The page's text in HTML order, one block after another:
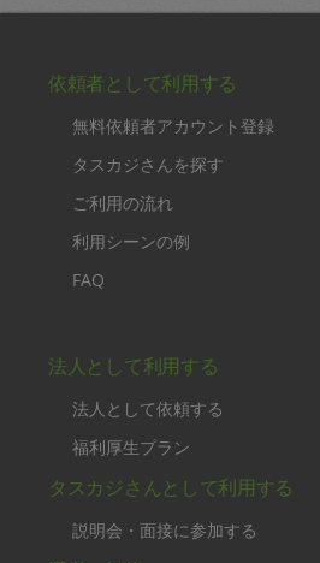
依頼者として利用する
無料依頼者アカウント登録
タスカジさんを探す
ご利用の流れ
利用シーンの例
FAQ
法人として利用する
法人として依頼する
福利厚生プラン
タスカジさんとして利用する
説明会・面接に参加する